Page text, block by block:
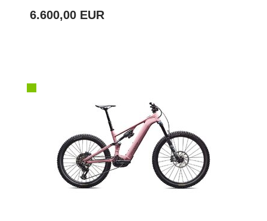
6.600,00 EUR